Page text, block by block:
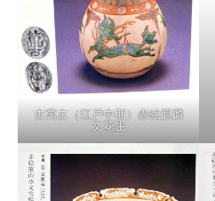
古萬古（江戸中期）赤絵麒麟
文花生